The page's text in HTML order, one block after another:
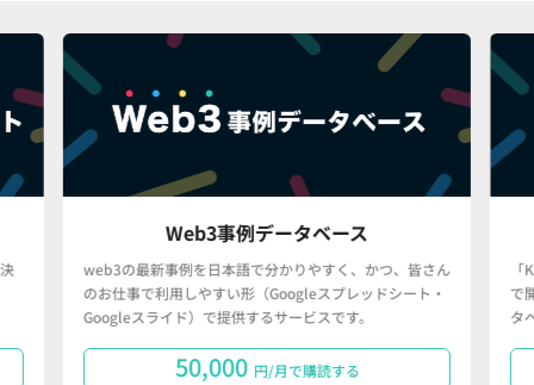
Web3事例データベース
web3の最新事例を日本語で分かりやすく、かつ、皆さん
のお仕事で利用しやすい形（Googleスプレッドシート・
Googleスライド）で提供するサービスです。
50,000 円/月で購読する
で
タ